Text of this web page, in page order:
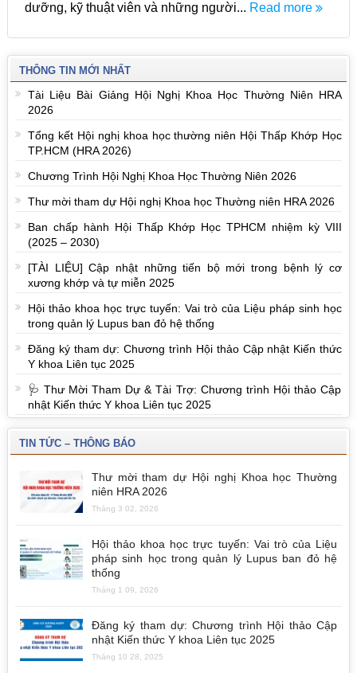
dưỡng, kỹ thuật viên và những người... Read more
THÔNG TIN MỚI NHẤT
Tài Liệu Bài Giảng Hội Nghị Khoa Học Thường Niên HRA
2026
Tổng kết Hội nghị khoa học thường niên Hội Thấp Khớp Học
TP.HCM (HRA 2026)
Chương Trình Hội Nghị Khoa Học Thường Niên 2026
Thư mời tham dự Hội nghị Khoa học Thường niên HRA 2026
Ban chấp hành Hội Thấp Khớp Học TPHCM nhiệm kỳ VIII
(2025 – 2030)
[TÀI LIỆU] Cập nhật những tiến bộ mới trong bệnh lý cơ
xương khớp và tự miễn 2025
Hội thảo khoa học trực tuyến: Vai trò của Liệu pháp sinh học
trong quản lý Lupus ban đỏ hệ thống
Đăng ký tham dự: Chương trình Hội thảo Cập nhật Kiến thức
Y khoa Liên tục 2025
🩺 Thư Mời Tham Dự & Tài Trợ: Chương trình Hội thảo Cập
nhật Kiến thức Y khoa Liên tục 2025
TIN TỨC – THÔNG BÁO
Thư mời tham dự Hội nghị Khoa học Thường
niên HRA 2026
Tháng 3 02, 2026
Hội thảo khoa học trực tuyến: Vai trò của Liệu
pháp sinh học trong quản lý Lupus ban đỏ hệ
thống
Tháng 1 09, 2026
Đăng ký tham dự: Chương trình Hội thảo Cập
nhật Kiến thức Y khoa Liên tục 2025
Tháng 10 28, 2025